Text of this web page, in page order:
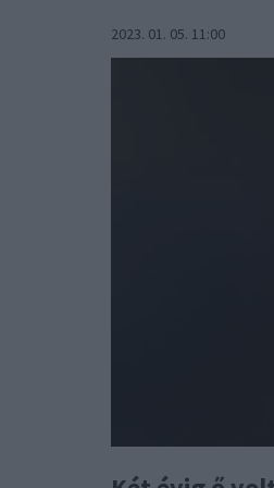
2023. 01. 05. 11:00